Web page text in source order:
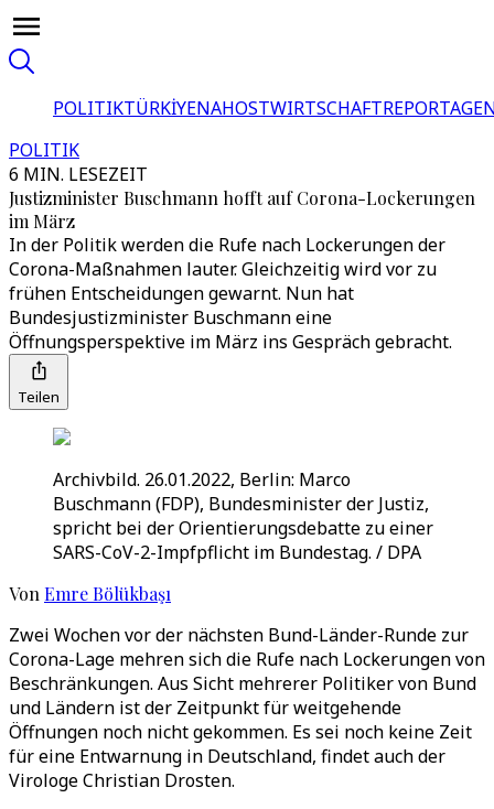
POLITIKTÜRKİYENAHOSTWIRTSCHAFT
POLITIK
6 MIN. LESEZEIT
Justizminister Buschmann hofft auf Corona-Lockerungen
im März
In der Politik werden die Rufe nach Lockerungen der
Corona-Maßnahmen lauter. Gleichzeitig wird vor zu
frühen Entscheidungen gewarnt. Nun hat
Bundesjustizminister Buschmann eine
Öffnungsperspektive im März ins Gespräch gebracht.
Teilen
Archivbild. 26.01.2022, Berlin: Marco
Buschmann (FDP), Bundesminister der Justiz,
spricht bei der Orientierungsdebatte zu einer
SARS-CoV-2-Impfpflicht im Bundestag. / DPA
Von Emre Bölükbaşı
Zwei Wochen vor der nächsten Bund-Länder-Runde zur
Corona-Lage mehren sich die Rufe nach Lockerungen von
Beschränkungen. Aus Sicht mehrerer Politiker von Bund
und Ländern ist der Zeitpunkt für weitgehende
Öffnungen noch nicht gekommen. Es sei noch keine Zeit
für eine Entwarnung in Deutschland, findet auch der
Virologe Christian Drosten.